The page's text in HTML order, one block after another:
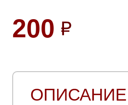
200
ОПИСАНИЕ